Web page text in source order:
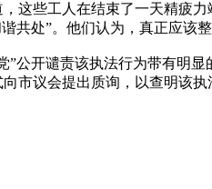
这些工人在结束了一天精疲
共处”。他们认为，真正应该
”公开谴责该执法行为带有明
市议会提出质询，以查明该